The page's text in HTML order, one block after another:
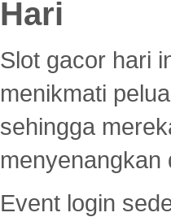
Hari
Slot gacor hari
menikmati
sehingga
menyenangkan
Event login